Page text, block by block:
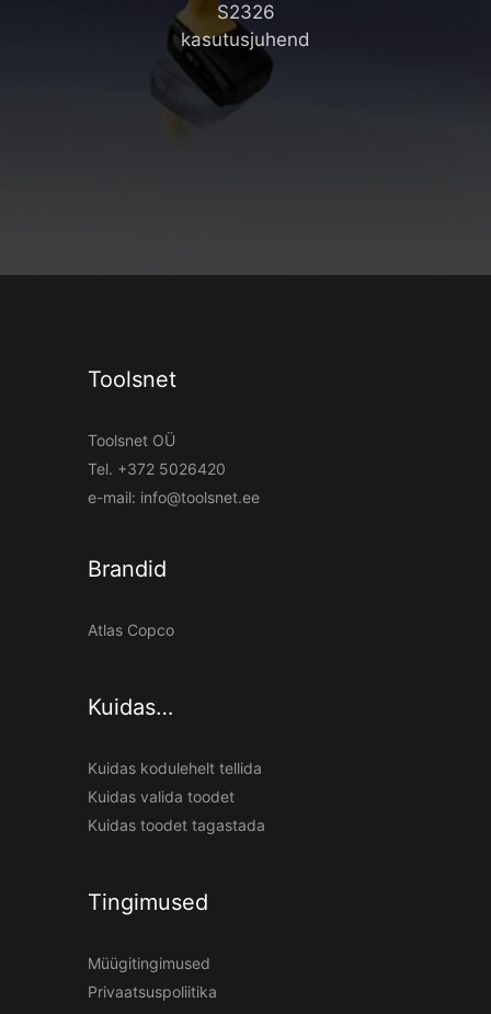
S2326
kasutusjuhend
Toolsnet
Toolsnet OÜ
Tel. +372 5026420
e-mail: info@toolsnet.ee
Brandid
Atlas Copco
Kuidas…
Kuidas kodulehelt tellida
Kuidas valida toodet
Kuidas toodet tagastada
Tingimused
Müügitingimused
Privaatsuspoliitika